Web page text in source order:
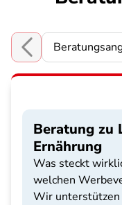
Choose a section
Beratung zu
Ernährung
Was steckt
welchen
Wir unterstützen